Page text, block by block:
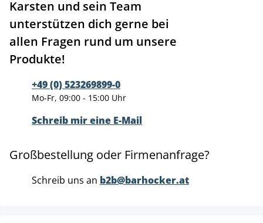
Karsten und sein Team
unterstützen dich gerne bei
allen Fragen rund um unsere
Produkte!
+49 (0) 523269899-0
Mo-Fr, 09:00 - 15:00 Uhr
Schreib mir eine E-Mail
Großbestellung oder Firmenanfrage?
Schreib uns an b2b@barhocker.at